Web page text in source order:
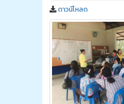
ดาวน์โหลด